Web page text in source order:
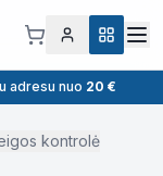
adresu nuo 20 €
kontrolė